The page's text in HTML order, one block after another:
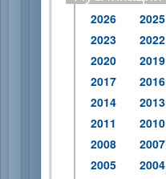
2026 2025
2023
2022
2020
2019
2017
2016
2014
2013
2011
2010
2008
2007
2005
2004